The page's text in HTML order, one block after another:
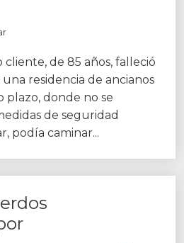
de 85 años, falleció
residencia de ancianos
plazo, donde no se
de seguridad
podía caminar...